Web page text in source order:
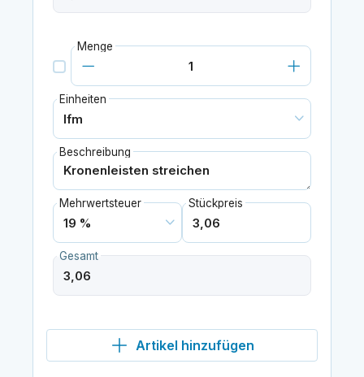
Menge
Einheiten
Beschreibung
Mehrwertsteuer Stückpreis
Gesamt
Artikel hinzufügen